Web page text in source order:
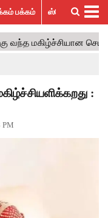
பக்கம் ஸ்பெஷல் ஸ்டோரீஸ்
:
PM